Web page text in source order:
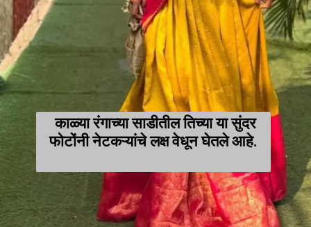
काळ्या रंगाच्या साडीतील तिच्या या सुंदर
फोटोंनी नेटकऱ्यांचे लक्ष वेधून घेतले आहे.